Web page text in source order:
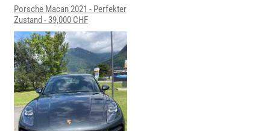
Porsche Macan 2021 - Perfekter
Zustand - 39,000 CHF